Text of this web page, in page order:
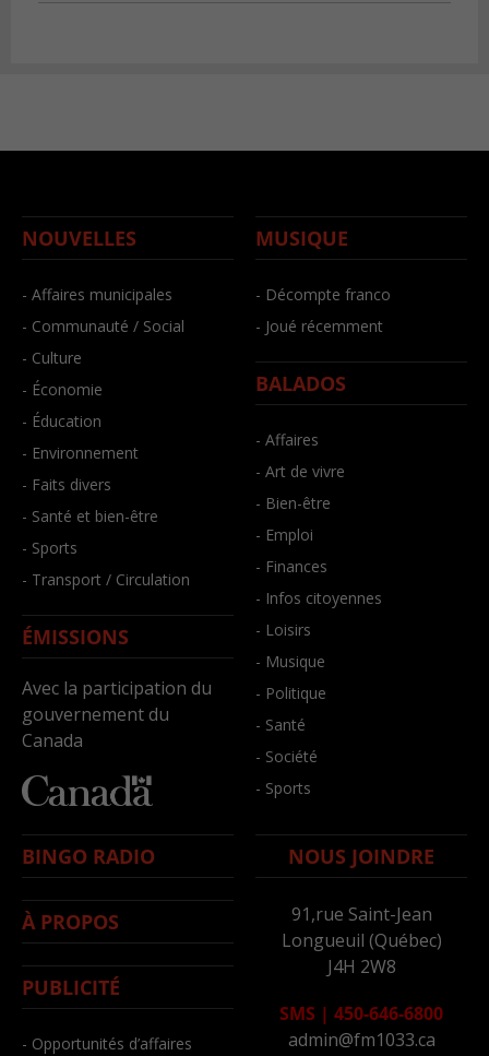
NOUVELLES
- Affaires municipales
- Communauté / Social
- Culture
- Économie
- Éducation
- Environnement
- Faits divers
- Santé et bien-être
- Sports
- Transport / Circulation
ÉMISSIONS
Avec la participation du
gouvernement du
Canada
MUSIQUE
- Décompte franco
- Joué récemment
BALADOS
- Affaires
- Art de vivre
- Bien-être
- Emploi
- Finances
- Infos citoyennes
- Loisirs
- Musique
- Politique
- Santé
- Société
- Sports
BINGO RADIO
À PROPOS
PUBLICITÉ
- Opportunités d’affaires
NOUS JOINDRE
91,rue Saint-Jean
Longueuil (Québec)
J4H 2W8
SMS | 450-646-6800
admin@fm1033.ca